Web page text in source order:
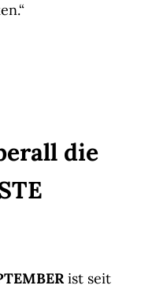
die
ist seit